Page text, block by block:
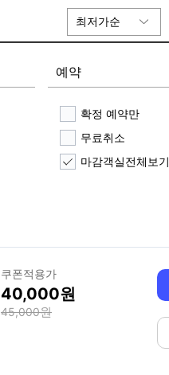
최저가순
예약
확정 예약만
무료취소
마감객실전체보기
쿠폰적용가
40,000
45,000